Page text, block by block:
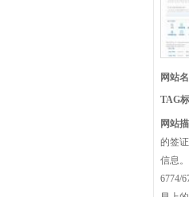
网站
TAG
网站
的签
信息
6774/